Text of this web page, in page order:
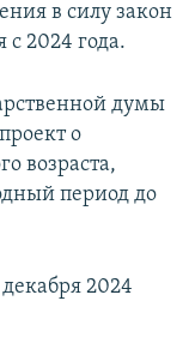
в силу закон
с 2024 года.
думы
о
возраста,
период до
декабря 2024